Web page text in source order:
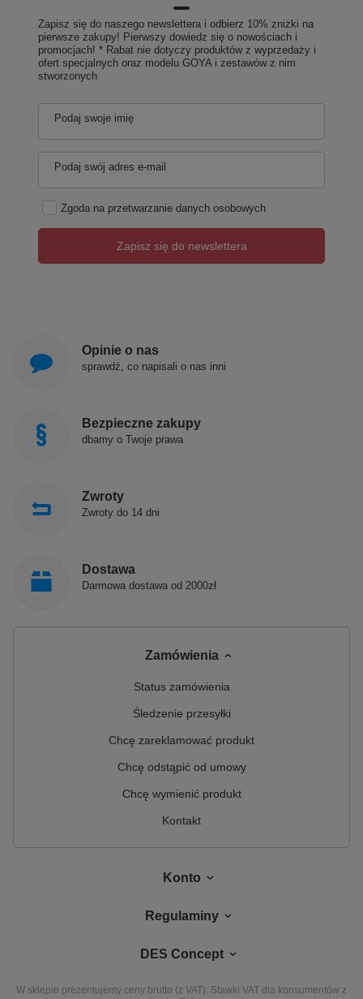
Zapisz się do naszego newslettera i odbierz 10% zniżki na
pierwsze zakupy! Pierwszy dowiedz się o nowościach i
promocjach! * Rabat nie dotyczy produktów z wyprzedaży i
ofert specjalnych oraz modelu GOYA i zestawów z nim
stworzonych
Podaj swoje imię
Podaj swój adres e-mail
Zgoda na przetwarzanie danych osobowych
Zapisz się do newslettera
Opinie o nas
sprawdź, co napisali o nas inni
Bezpieczne zakupy
dbamy o Twoje prawa
Zwroty
Zwroty do 14 dni
Dostawa
Darmowa dostawa od 2000zł
Zamówienia
Status zamówienia
Śledzenie przesyłki
Chcę zareklamować produkt
Chcę odstąpić od umowy
Chcę wymienić produkt
Kontakt
Konto
Regulaminy
DES Concept
W sklepie prezentujemy ceny brutto (z VAT). Stawki VAT dla konsumentów z